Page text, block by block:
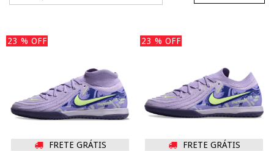
23 % OFF
FRETE GRÁTIS
23 % OFF
FRETE GRÁTIS